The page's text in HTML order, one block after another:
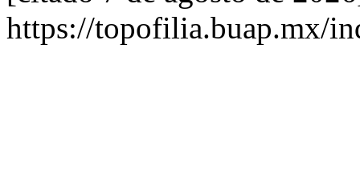
https://topofilia.buap.mx/